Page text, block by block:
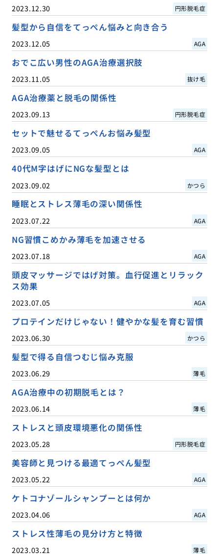
2023.12.30 円形脱毛症
髪型から自信をてっぺん悩みと向き合う
2023.12.05 AGA
おでこ広い男性のAGA治療選択肢
2023.11.05 抜け毛
AGA治療薬と脱毛の関係性
2023.09.13 円形脱毛症
セットで魅せるてっぺんお悩み髪型
2023.09.05 AGA
40代M字はげにNGな髪型とは
2023.09.02 かつら
睡眠とストレス薄毛の深い関係性
2023.07.22 AGA
NG習慣こめかみ薄毛を加速させる
2023.07.18 AGA
頭皮マッサージではげ対策。血行促進とリラック
ス効果
2023.07.05 AGA
プロテインだけじゃない！健やかな髪を育む習慣
2023.06.30 かつら
髪型で得る自信つむじ悩み克服
2023.06.29 薄毛
AGA治療中の初期脱毛とは？
2023.06.14 薄毛
ストレスと頭皮環境悪化の関係性
2023.05.28 円形脱毛症
美容師と見つける最適てっぺん髪型
2023.05.22 AGA
ケトコナゾールシャンプーとは何か
2023.04.06 AGA
ストレス性薄毛の見分け方と特徴
2023.03.21 薄毛